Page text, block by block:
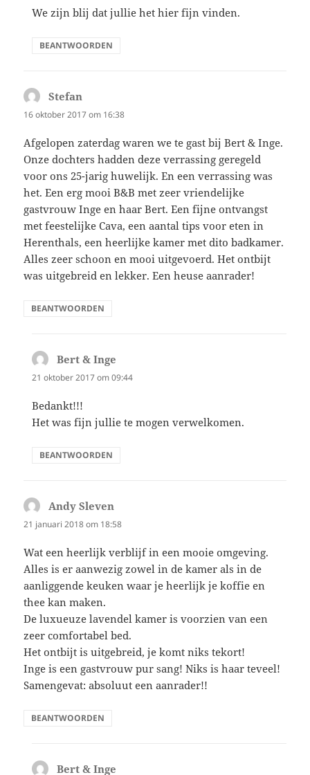
We zijn blij dat jullie het hier fijn vinden.
BEANTWOORDEN
Stefan
16 oktober 2017 om 16:38
Afgelopen zaterdag waren we te gast bij Bert & Inge.
Onze dochters hadden deze verrassing geregeld
voor ons 25-jarig huwelijk. En een verrassing was
het. Een erg mooi B&B met zeer vriendelijke
gastvrouw Inge en haar Bert. Een fijne ontvangst
met feestelijke Cava, een aantal tips voor eten in
Herenthals, een heerlijke kamer met dito badkamer.
Alles zeer schoon en mooi uitgevoerd. Het ontbijt
was uitgebreid en lekker. Een heuse aanrader!
BEANTWOORDEN
Bert & Inge
21 oktober 2017 om 09:44
Bedankt!!!
Het was fijn jullie te mogen verwelkomen.
BEANTWOORDEN
Andy Sleven
21 januari 2018 om 18:58
Wat een heerlijk verblijf in een mooie omgeving.
Alles is er aanwezig zowel in de kamer als in de
aanliggende keuken waar je heerlijk je koffie en
thee kan maken.
De luxueuze lavendel kamer is voorzien van een
zeer comfortabel bed.
Het ontbijt is uitgebreid, je komt niks tekort!
Inge is een gastvrouw pur sang! Niks is haar teveel!
Samengevat: absoluut een aanrader!!
BEANTWOORDEN
Bert & Inge